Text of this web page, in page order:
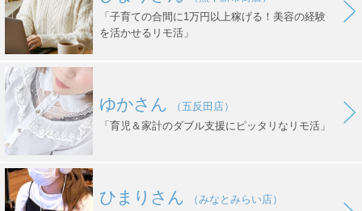
「子育ての合間に1万円以上稼げる！美容の経験
を活かせるリモ活」
ゆかさん
（五反田店）
「育児＆家計のダブル支援にピッタリなリモ活」
ひまりさん
（みなとみらい店）